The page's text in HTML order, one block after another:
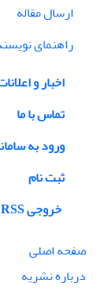
ارسال مقاله
راهنمای
اخبار و
تماس با ما
ورود به
ثبت نام
خروجی RSS
صفحه اصلی
درباره نشریه